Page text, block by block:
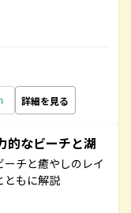
詳細を見る
的なビーチと湖
チと癒やしのレイ
ともに解説